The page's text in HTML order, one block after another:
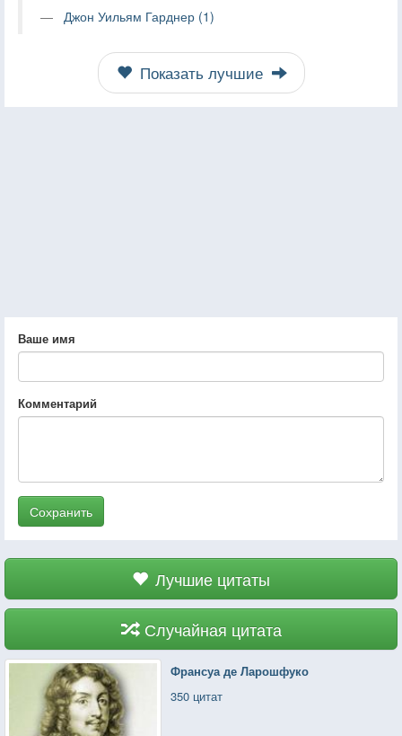
Джон Уильям Гарднер (1)
Показать лучшие
Ваше имя
Комментарий
Сохранить
Лучшие цитаты
Случайная цитата
Франсуа де Ларошфуко
350 цитат